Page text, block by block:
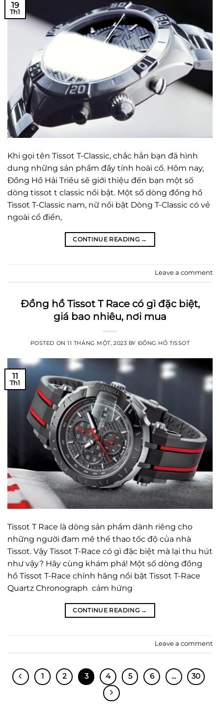
19
Th1
Khi gọi tên Tissot T-Classic, chắc hẳn bạn đã hình
dung những sản phẩm đầy tính hoài cổ. Hôm nay,
Đồng Hồ Hải Triều sẽ giới thiệu đến bạn một số
dòng tissot t classic nổi bật. Một số dòng đồng hồ
Tissot T-Classic nam, nữ nổi bật Dòng T-Classic có vẻ
ngoài cổ điển,
CONTINUE READING →
Leave a comment
Đồng hồ Tissot T Race có gì đặc biệt,
giá bao nhiêu, nơi mua
POSTED ON11 THÁNG MỘT, 2023 BY ĐỒNG HỒ TISSOT
11
Th1
Tissot T Race là dòng sản phẩm dành riêng cho
những người đam mê thể thao tốc độ của nhà
Tissot. Vậy Tissot T-Race có gì đặc biệt mà lại thu hút
như vậy? Hãy cùng khám phá! Một số dòng đồng
hồ Tissot T-Race chính hãng nổi bật Tissot T-Race
Quartz Chronograph cảm hứng
CONTINUE READING →
Leave a comment
1 2 3 4 5 6 … 30